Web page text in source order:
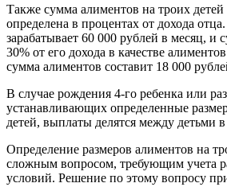
Также сумма алиментов на троих
определена в процентах от дохода
зарабатывает 60 000 рублей в месяц, и
30% от его дохода в качестве
сумма алиментов составит 18 000
В случае рождения 4-го ребенка или
устанавливающих определенные
детей, выплаты делятся между детьми
Определение размеров алиментов на
сложным вопросом, требующим учета
условий. Решение по этому вопросу